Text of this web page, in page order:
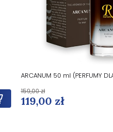
ARCANUM 50 ml (PERFUMY
119,00 zł
159,00 zł